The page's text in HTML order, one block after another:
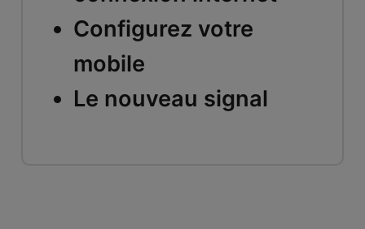
Configurez votre
mobile
Le nouveau signal